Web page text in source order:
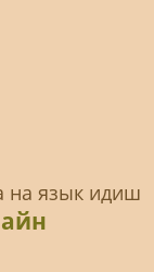
на язык идиш